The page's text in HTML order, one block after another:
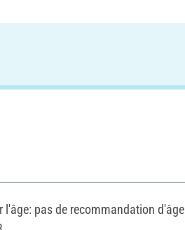
l'âge: pas de recommandation d'âge